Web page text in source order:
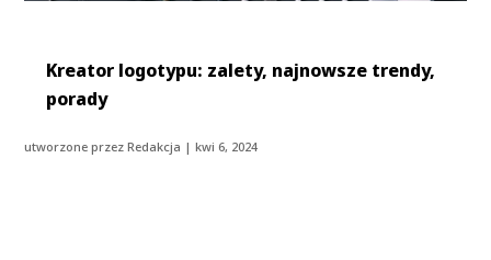
Kreator logotypu: zalety, najnowsze trendy,
porady
utworzone przezRedakcja |kwi 6, 2024